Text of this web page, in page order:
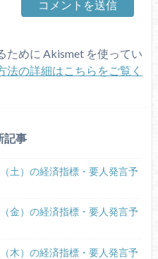
ために Akismet を使ってい
法の詳細はこちらをご覧く
記事
土）の経済指標・要人発言予
金）の経済指標・要人発言予
木）の経済指標・要人発言予